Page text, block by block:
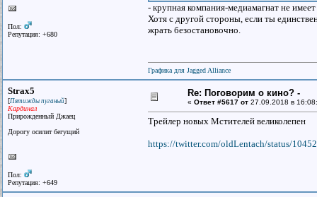
Пол:
Репутация: +680
- крупная компания-медиамагнат не
Хотя с другой стороны, если ты
жрать безостановочно.
Графика для Jagged Alliance
Strax5
[Пятижды пуганый]
Кардинал
Прирожденный Джаец
Дорогу осилит бегущий
Пол:
Репутация: +649
Re: Поговорим о кино? -
« Ответ #5617 от 27.09.2018 в
Трейлер новых Мстителей великолепен
https://twitter.com/oldLentach/status/